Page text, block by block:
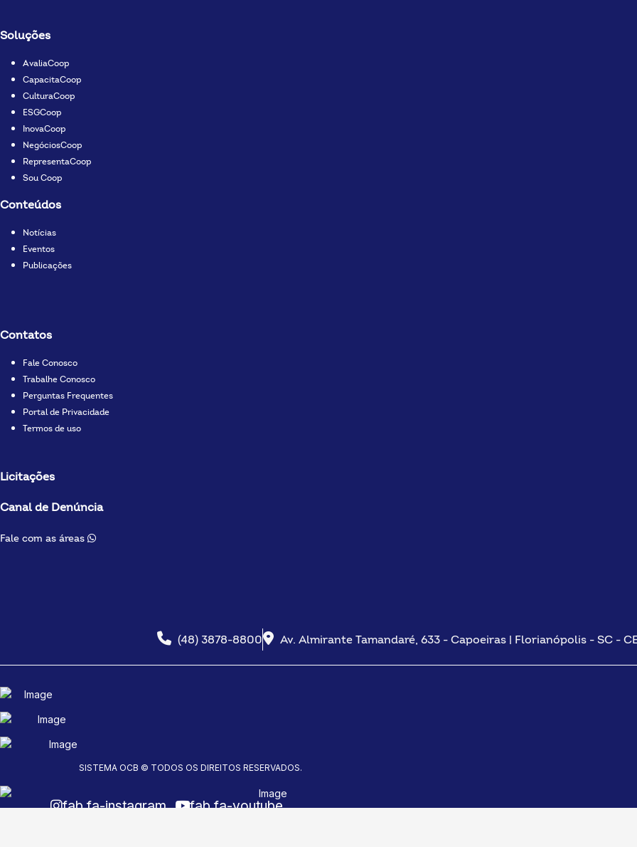
Soluções
AvaliaCoop
CapacitaCoop
CulturaCoop
ESGCoop
InovaCoop
NegóciosCoop
RepresentaCoop
Sou Coop
Conteúdos
Notícias
Eventos
Publicações
Contatos
Fale Conosco
Trabalhe Conosco
Perguntas Frequentes
Portal de Privacidade
Termos de uso
Licitações
Canal de Denúncia
Fale com as áreas
(48) 3878-8800 Av. Almirante Tamandaré, 633 - Capoeiras | Florianópolis - SC -
SISTEMA OCB © TODOS OS DIREITOS RESERVADOS.
fab fa-instagram
fab fa-youtube